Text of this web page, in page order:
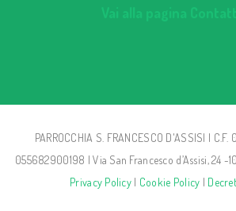
PARROCCHIA S. FRANCESCO D'ASSISI |
055682900198 | Via San Francesco d’Assisi, 24 -
Privacy Policy | Cookie Policy |